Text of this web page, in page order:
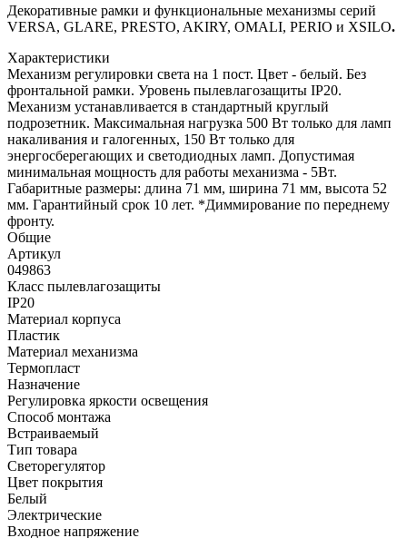
Декоративные рамки и функциональные механизмы серий
VERSA, GLARE, PRESTO, AKIRY, OMALI, PERIO и XSILO.
Характеристики
Механизм регулировки света на 1 пост. Цвет - белый. Без
фронтальной рамки. Уровень пылевлагозащиты IP20.
Механизм устанавливается в стандартный круглый
подрозетник. Максимальная нагрузка 500 Вт только для ламп
накаливания и галогенных, 150 Вт только для
энергосберегающих и светодиодных ламп. Допустимая
минимальная мощность для работы механизма - 5Вт.
Габаритные размеры: длина 71 мм, ширина 71 мм, высота 52
мм. Гарантийный срок 10 лет. *Диммирование по переднему
фронту.
Общие
Артикул
049863
Класс пылевлагозащиты
IP20
Материал корпуса
Пластик
Материал механизма
Термопласт
Назначение
Регулировка яркости освещения
Способ монтажа
Встраиваемый
Тип товара
Светорегулятор
Цвет покрытия
Белый
Электрические
Входное напряжение